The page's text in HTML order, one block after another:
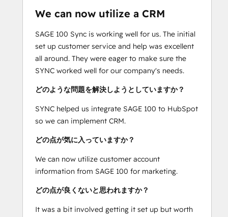
We can now utilize a CRM
SAGE 100 Sync is working well for us. The initial
set up customer service and help was excellent
all around. They were eager to make sure the
SYNC worked well for our company's needs.
どのような問題を解決しようとしていますか？
SYNC helped us integrate SAGE 100 to HubSpot
so we can implement CRM.
どの点が気に入っていますか？
We can now utilize customer account
information from SAGE 100 for marketing.
どの点が良くないと思われますか？
It was a bit involved getting it set up but worth